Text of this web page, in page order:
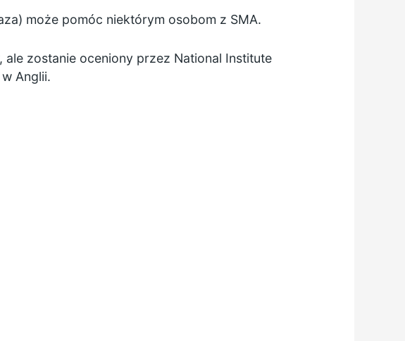
może pomóc niektórym osobom z SMA.
zostanie oceniony przez National Institute
Anglii.